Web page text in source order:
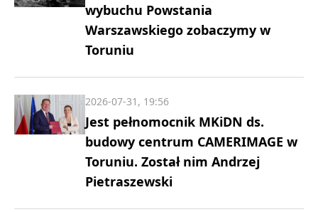
wybuchu Powstania
Warszawskiego zobaczymy w
Toruniu
Jest pełnomocnik MKiDN ds.
budowy centrum CAMERIMAGE w
Toruniu. Został nim Andrzej
Pietraszewski
2026-07-31, 19:56